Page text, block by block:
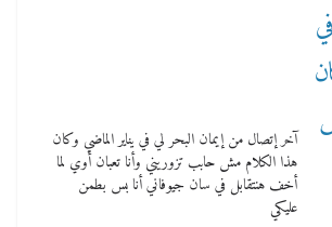
آخر إتصال من إيمان البحر لي في يناير الماضي وكان
هذا الكلام مش حابب تزوريني وأنا تعبان أوي لما
أخف هنتقابل في سان جيوفاني أنا بس بطمن
عليكي